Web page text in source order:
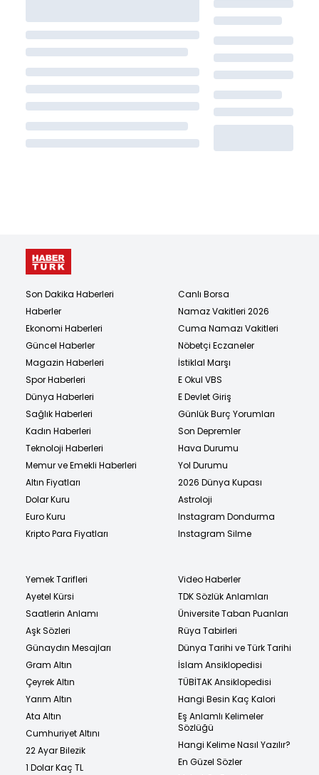
Son Dakika Haberleri
Haberler
Ekonomi Haberleri
Güncel Haberler
Magazin Haberleri
Spor Haberleri
Dünya Haberleri
Sağlık Haberleri
Kadın Haberleri
Teknoloji Haberleri
Memur ve Emekli Haberleri
Altın Fiyatları
Dolar Kuru
Euro Kuru
Kripto Para Fiyatları
Canlı Borsa
Namaz Vakitleri 2026
Cuma Namazı Vakitleri
Nöbetçi Eczaneler
İstiklal Marşı
E Okul VBS
E Devlet Giriş
Günlük Burç Yorumları
Son Depremler
Hava Durumu
Yol Durumu
2026 Dünya Kupası
Astroloji
Instagram Dondurma
Instagram Silme
Yemek Tarifleri
Ayetel Kürsi
Saatlerin Anlamı
Aşk Sözleri
Günaydın Mesajları
Gram Altın
Çeyrek Altın
Yarım Altın
Ata Altın
Cumhuriyet Altını
22 Ayar Bilezik
1 Dolar Kaç TL
Video Haberler
TDK Sözlük Anlamları
Üniversite Taban Puanları
Rüya Tabirleri
Dünya Tarihi ve Türk Tarihi
İslam Ansiklopedisi
TÜBİTAK Ansiklopedisi
Hangi Besin Kaç Kalori
Eş Anlamlı Kelimeler
Sözlüğü
Hangi Kelime Nasıl Yazılır?
En Güzel Sözler